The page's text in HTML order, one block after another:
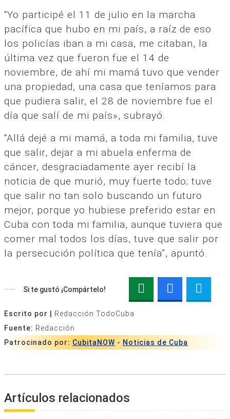
“Yo participé el 11 de julio en la marcha
pacífica que hubo en mi país, a raíz de eso
los policías iban a mi casa, me citaban, la
última vez que fueron fue el 14 de
noviembre, de ahí mi mamá tuvo que vender
una propiedad, una casa que teníamos para
que pudiera salir, el 28 de noviembre fue el
día que salí de mi país», subrayó.
“Allá dejé a mi mamá, a toda mi familia, tuve
que salir, dejar a mi abuela enferma de
cáncer, desgraciadamente ayer recibí la
noticia de que murió, muy fuerte todo; tuve
que salir no tan solo buscando un futuro
mejor, porque yo hubiese preferido estar en
Cuba con toda mi familia, aunque tuviera que
comer mal todos los días, tuve que salir por
la persecución política que tenía”, apuntó.
Si te gustó ¡Compártelo!
Escrito por |
Redacción TodoCuba
Fuente: Redacción
Patrocinado por: CubitaNOW - Noticias de Cuba
Artículos relacionados